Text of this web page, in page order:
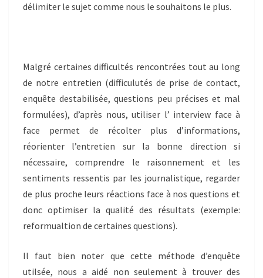
délimiter le sujet comme nous le souhaitons le plus.
Malgré certaines difficultés rencontrées tout au long
de notre entretien (difficulutés de prise de contact,
enquête destabilisée, questions peu précises et mal
formulées), d’après nous, utiliser l’ interview face à
face permet de récolter plus d’informations,
réorienter l’entretien sur la bonne direction si
nécessaire, comprendre le raisonnement et les
sentiments ressentis par les journalistique, regarder
de plus proche leurs réactions face à nos questions et
donc optimiser la qualité des résultats (exemple:
reformualtion de certaines questions).
Il faut bien noter que cette méthode d’enquête
utilsée, nous a aidé non seulement à trouver des